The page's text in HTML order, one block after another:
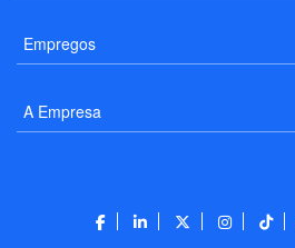
Empregos
A Empresa